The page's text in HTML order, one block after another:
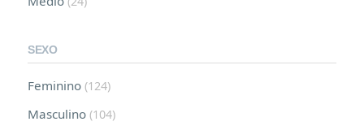
SEXO
Feminino (124)
Masculino (104)